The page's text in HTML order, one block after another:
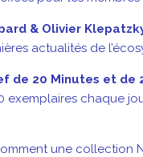
& Olivier
actualités de
de 20 Minutes et de
exemplaires chaque
une